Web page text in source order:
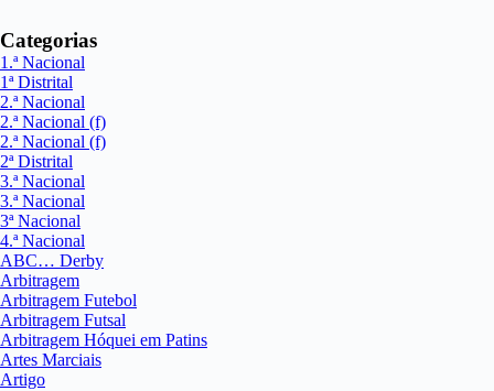
Categorias
1.ª Nacional
1ª Distrital
2.ª Nacional
2.ª Nacional (f)
2.ª Nacional (f)
2ª Distrital
3.ª Nacional
3.ª Nacional
3ª Nacional
4.ª Nacional
ABC… Derby
Arbitragem
Arbitragem Futebol
Arbitragem Futsal
Arbitragem Hóquei em Patins
Artes Marciais
Artigo